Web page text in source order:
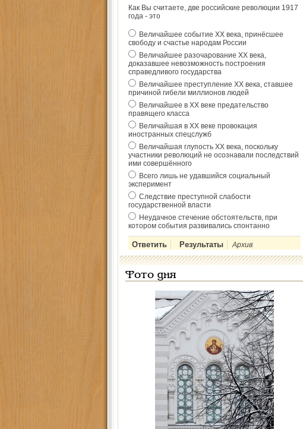
Как Вы считаете, две российские революции 1917
года - это
Величайшее событие ХХ века, принёсшее
свободу и счастье народам России
Величайшее разочарование ХХ века,
доказавшее невозможность построения
справедливого государства
Величайшее преступление ХХ века, ставшее
причиной гибели миллионов людей
Величайшее в ХХ веке предательство
правящего класса
Величайшая в ХХ веке провокация
иностранных спецслужб
Величайшая глупость ХХ века, поскольку
участники революций не осознавали последствий
ими совершённого
Всего лишь не удавшийся социальный
эксперимент
Следствие преступной слабости
государственной власти
Неудачное стечение обстоятельств, при
котором события развивались спонтанно
Архив
Фото дня